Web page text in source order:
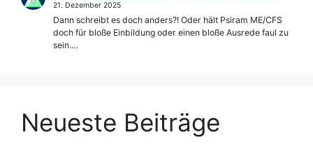
21. Dezember 2025
Dann schreibt es doch anders?! Oder hält Psiram ME/CFS
doch für bloße Einbildung oder einen bloße Ausrede faul zu
sein.…
Neueste Beiträge